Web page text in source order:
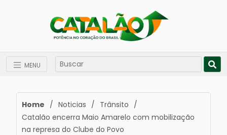
MENU
Home / Noticias / Trânsito /
Catalão encerra Maio Amarelo com mobilização
na represa do Clube do Povo